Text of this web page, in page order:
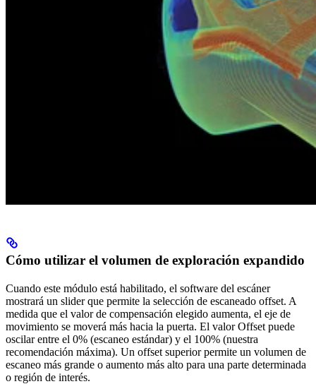
Cómo utilizar el volumen de exploración expandido
Cuando este módulo está habilitado, el software del escáner
mostrará un slider que permite la selección de escaneado offset. A
medida que el valor de compensación elegido aumenta, el eje de
movimiento se moverá más hacia la puerta. El valor Offset puede
oscilar entre el 0% (escaneo estándar) y el 100% (nuestra
recomendación máxima). Un offset superior permite un volumen de
escaneo más grande o aumento más alto para una parte determinada
o región de interés.